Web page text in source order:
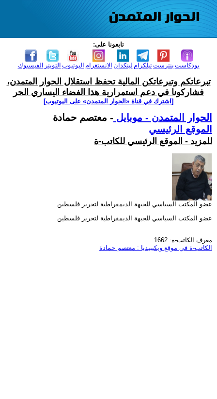
تابعونا على:
الفيسبوك التويتر اليوتيوب الانستغرام لينكدإن تيلكرامبنترست بودكاست
تبرعاتكم وتبرعاتكن المالية تحفظ استقلال الحوار المتمدن،
فشاركونا في دعم استمرارية هذا الفضاء اليساري الحر
[اشترك في قناة ‫«الحوار المتمدن» على اليوتيوب]
الحوار المتمدن - موبايل - معتصم حمادة
الموقع الرئيسي
للمزيد - الموقع الرئيسي للكاتب-ة
عضو المكتب السياسي للجبهة الديمقراطية لتحرير فلسطين
عضو المكتب السياسي للجبهة الديمقراطية لتحرير فلسطين
معرف الكاتب-ة: 1662
الكاتب-ة في موقع ويكيبيديا : معتصم حمادة